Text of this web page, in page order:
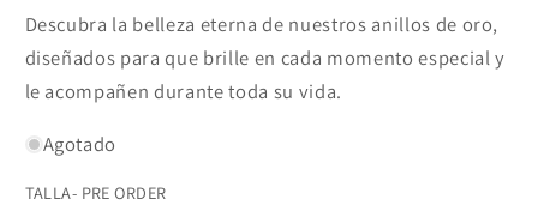
Descubra la belleza eterna de nuestros anillos de oro,
diseñados para que brille en cada momento especial y
le acompañen durante toda su vida.
Agotado
TALLA- PRE ORDER